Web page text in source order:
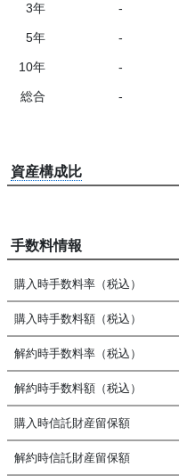
3年 -
5年 -
10年 -
総合 -
資産構成比
手数料情報
購入時手数料率（税込）
購入時手数料額（税込）
解約時手数料率（税込）
解約時手数料額（税込）
購入時信託財産留保額
解約時信託財産留保額